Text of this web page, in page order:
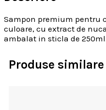
Sampon premium pentru
culoare, cu extract de
ambalat in sticla de
Produse similare